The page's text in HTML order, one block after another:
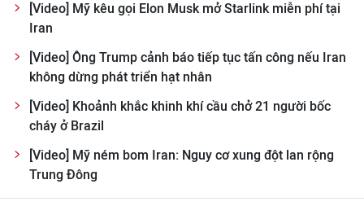
RADIO
MEDIA CENTER
E-Magazine
Video
Media Chính trị
[Video] Mỹ kêu gọi Elon Musk mở Starlink miễn phí tại
Iran
[Video] Ông Trump cảnh báo tiếp tục tấn công nếu Iran
không dừng phát triển hạt nhân
[Video] Khoảnh khắc khinh khí cầu chở 21 người bốc
cháy ở Brazil
[Video] Mỹ ném bom Iran: Nguy cơ xung đột lan rộng
Trung Đông